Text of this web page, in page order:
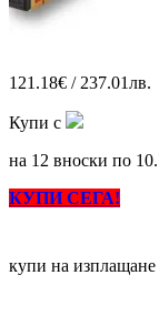
121.18€ / 237.01лв.
Купи с
на 12 вноски по
КУПИ СЕГА!
купи на изплащане